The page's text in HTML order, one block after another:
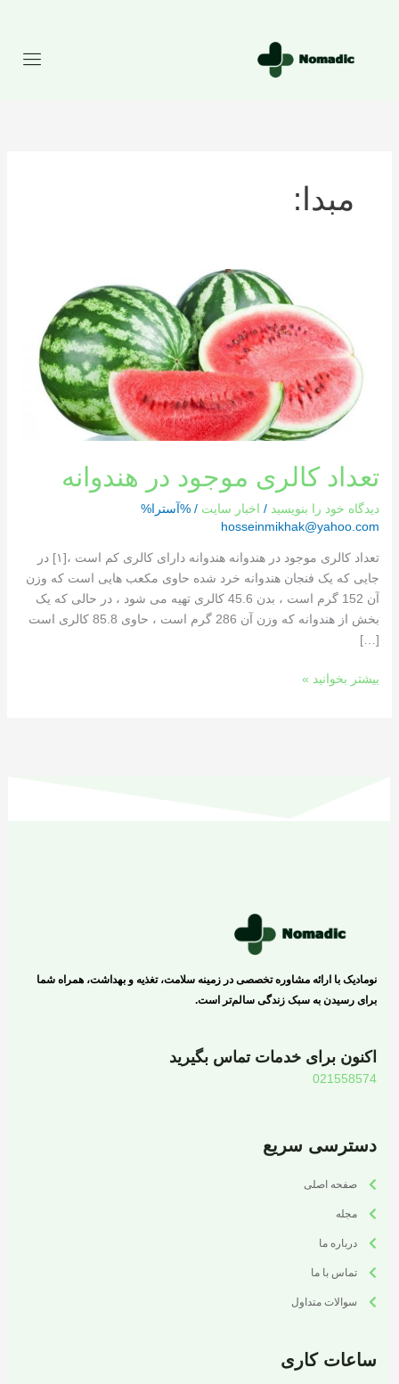
مبدا:
تعداد کالری موجود در هندوانه
دیدگاه‌ خود را بنویسید / اخبار سایت / %آسترا%
hosseinmikhak@yahoo.com
تعداد کالری موجود در هندوانه هندوانه دارای کالری کم است ،[١] در
جایی که یک فنجان هندوانه خرد شده حاوی مکعب هایی است که وزن
آن 152 گرم است ، بدن 45.6 کالری تهیه می شود ، در حالی که یک
بخش از هندوانه که وزن آن 286 گرم است ، حاوی 85.8 کالری است
[…]
هندوانه
بیشتر بخوانید »
نومادیک با ارائه مشاوره تخصصی در زمینه سلامت، تغذیه و بهداشت، همراه شما
برای رسیدن به سبک زندگی سالم‌تر است.
اکنون برای خدمات تماس بگیرید
021558574
دسترسی سریع
صفحه اصلی
مجله
درباره ما
تماس با ما
سوالات متداول
ساعات کاری